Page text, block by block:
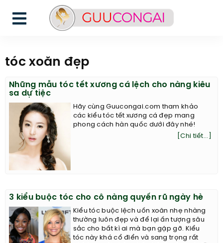
tóc xoăn đẹp
Những mẫu tóc tết xương cá lệch cho nàng kiêu
sa dự tiệc
Hãy cùng Guucongai.com tham khảo
các kiểu tóc tết xương cá đẹp mang
phong cách hàn quốc dưới đây nhé!
[Chi tiết...]
3 kiểu buộc tóc cho cô nàng quyến rũ ngày hè
Kiểu tóc buộc lệch uốn xoăn nhẹ nhàng
thường luôn đẹp và để lại ấn tượng sâu
sắc cho bất kì ai mà bạn gặp gỡ. Kiểu
tóc này khá cổ điển và sang trọng rất